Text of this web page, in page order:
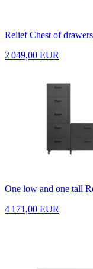
Relief Chest of
2 049,00 EUR
One low and one tall
4 171,00 EUR